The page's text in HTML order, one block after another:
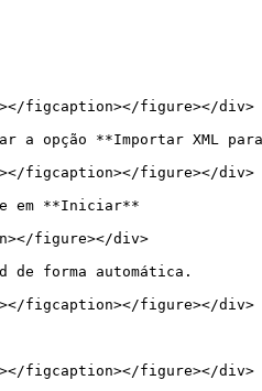
figcaption></figure></div>
opção **Importar XML
figcaption></figure></div>
em **Iniciar**
figure></div>
de forma automática.
figcaption></figure></div>
figcaption></figure></div>